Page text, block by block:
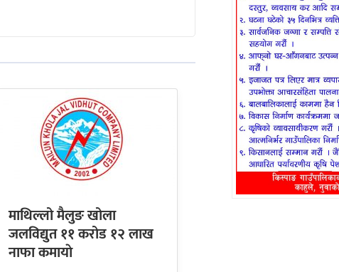
माथिल्लो मैलुङ खोला
जलविद्युत ११ करोड १२ लाख
नाफा कमायाे